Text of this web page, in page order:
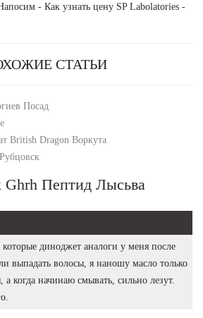
- Как узнать цену SP Labolatories -
СТАТЬИ
Посад
British Dragon Воркута
Пептид Лысьва
диноджет аналоги у меня после
выпадать волосы, я наношу масло только
когда начинаю смывать, сильно лезут.